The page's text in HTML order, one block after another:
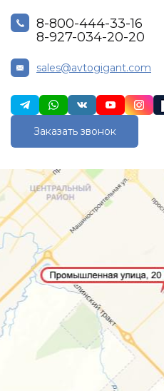
8-800-444-33-16
8-927-034-20-20
sales@avtogigant.com
Заказать звонок